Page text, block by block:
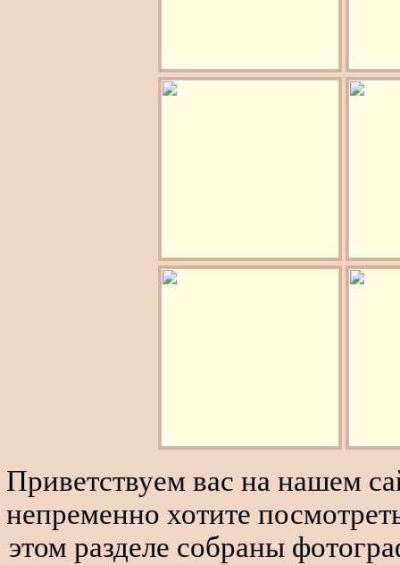
Приветствуем вас на нашем
непременно хотите
этом разделе собраны